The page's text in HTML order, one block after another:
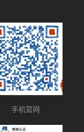
手机官网